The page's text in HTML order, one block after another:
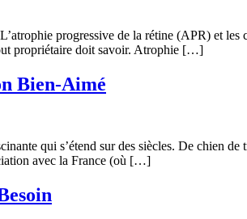
progressive de la rétine (APR) et les
propriétaire doit savoir. Atrophie […]
Bien-Aimé
qui s’étend sur des siècles. De chien
avec la France (où […]